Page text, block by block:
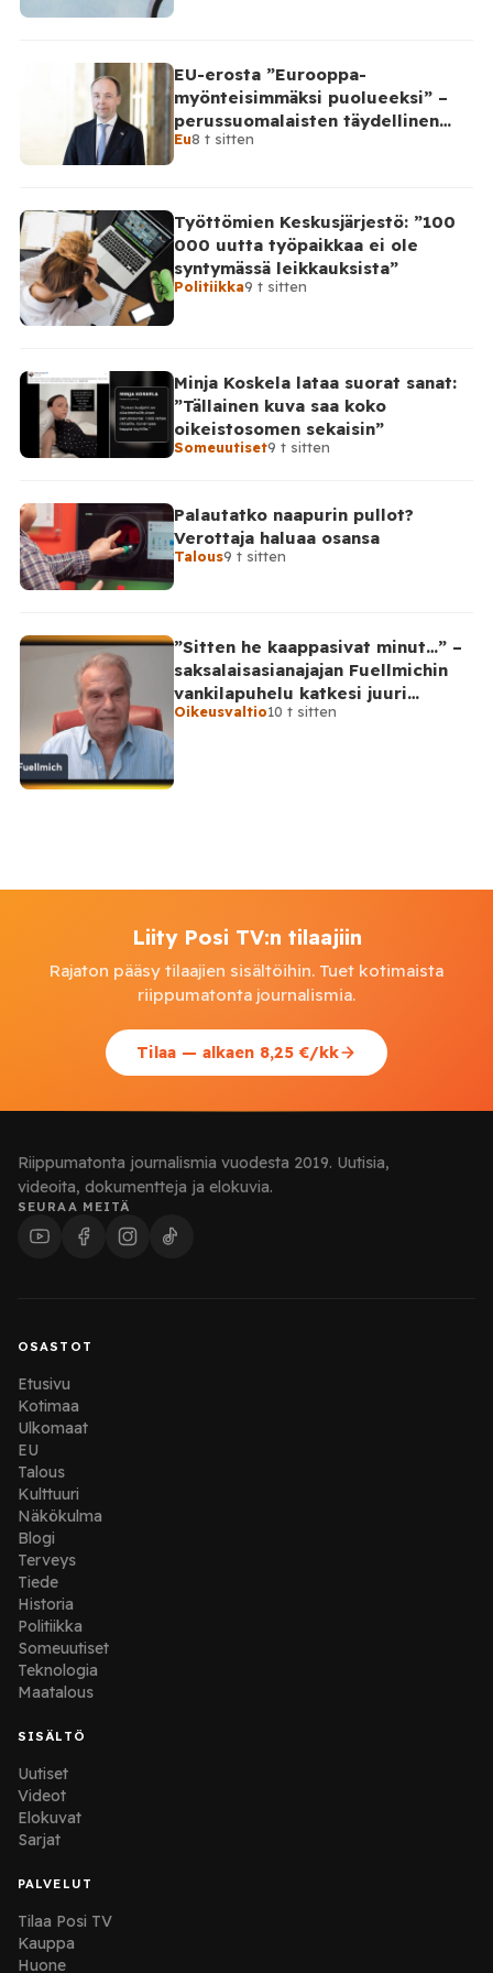
EU-erosta ”Eurooppa-
myönteisimmäksi puolueeksi” –
perussuomalaisten täydellinen
takinkääntö
Eu8 t sitten
Työttömien Keskusjärjestö: ”100
000 uutta työpaikkaa ei ole
syntymässä leikkauksista”
Politiikka9 t sitten
Minja Koskela lataa suorat sanat:
”Tällainen kuva saa koko
oikeistosomen sekaisin”
Someuutiset9 t sitten
Palautatko naapurin pullot?
Verottaja haluaa osansa
Talous9 t sitten
”Sitten he kaappasivat minut…” –
saksalaisasianajajan Fuellmichin
vankilapuhelu katkesi juuri
kriittisellä hetkellä
Oikeusvaltio10 t sitten
Liity Posi TV:n tilaajiin
Rajaton pääsy tilaajien sisältöihin. Tuet kotimaista
riippumatonta journalismia.
Tilaa — alkaen 8,25 €/kk
Riippumatonta journalismia vuodesta 2019. Uutisia,
videoita, dokumentteja ja elokuvia.
SEURAA MEITÄ
OSASTOT
Etusivu
Kotimaa
Ulkomaat
EU
Talous
Kulttuuri
Näkökulma
Blogi
Terveys
Tiede
Historia
Politiikka
Someuutiset
Teknologia
Maatalous
SISÄLTÖ
Uutiset
Videot
Elokuvat
Sarjat
PALVELUT
Tilaa Posi TV
Kauppa
Huone